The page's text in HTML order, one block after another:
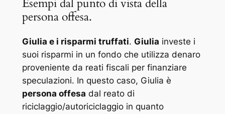
Esempi dal punto di vista della
persona offesa.
Giulia e i risparmi truffati. Giulia investe i
suoi risparmi in un fondo che utilizza denaro
proveniente da reati fiscali per finanziare
speculazioni. In questo caso, Giulia è
persona offesa dal reato di
riciclaggio/autoriciclaggio in quanto